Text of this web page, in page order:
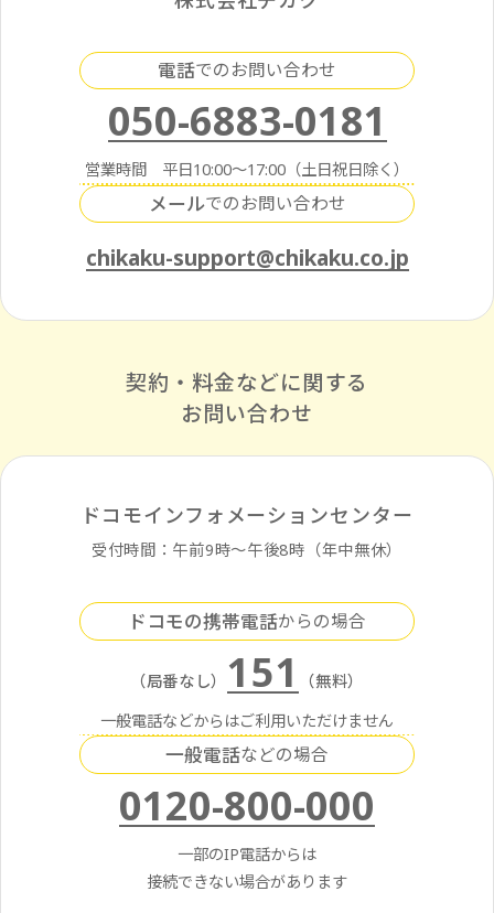
電話でのお問い合わせ
050-6883-0181
営業時間 平日10:00～17:00（土日祝日除く）
メールでのお問い合わせ
chikaku-support@chikaku.co.jp
契約・料金などに関する
お問い合わせ
ドコモインフォメーションセンター
受付時間：午前9時〜午後8時（年中無休）
ドコモの携帯電話からの場合
（局番なし） 151
（無料）
一般電話などからはご利用いただけません
一般電話などの場合
0120-800-000
一部のIP電話からは
接続できない場合があります